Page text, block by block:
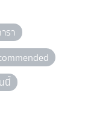
รา
นี้